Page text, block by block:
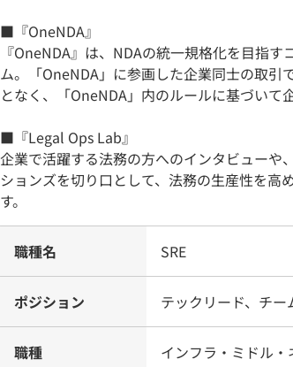
■『OneNDA』
『OneNDA』は、NDAの統一規格化を目指
ム。「OneNDA」に参画した企業同士の取引
となく、「OneNDA」内のルールに基づいて
■『Legal Ops Lab』
企業で活躍する法務の方へのインタビューや
ションズを切り口として、法務の生産性を高
す。
職種名 SRE
ポジション テックリード、チ
職種 インフラ・ミドル・